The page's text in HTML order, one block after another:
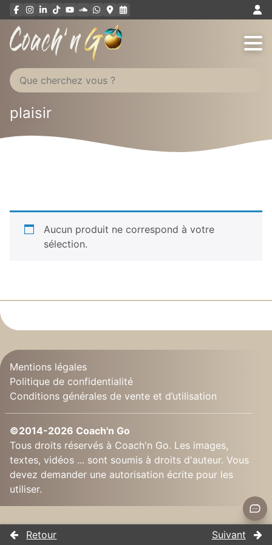
Aller
au
plaisir
Aucun produit ne correspond à votre
sélection.
Mentions légales
Politique de confidentialité
Conditions générales de vente et d’utilisation
©2014-2026 Coach'n Go
Tous droits réservés à Coach'n Go. Les images,
textes, vidéos ... sont soumis à droits d'auteur. Vous
devez demander une autorisation écrite pour les
utiliser.